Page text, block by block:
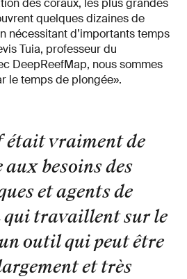
des coraux, les plus grandes
quelques dizaines de
nécessitant d’importants temps
Tuia, professeur du
DeepReefMap, nous sommes
le temps de plongée».
était vraiment de
aux besoins des
et agents de
travaillent sur le
outil qui peut être
et très